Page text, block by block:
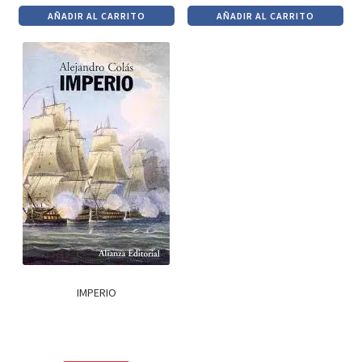
precio
original
era:
$490.
precio
actual
es:
$416.
AÑADIR AL CARRITO
precio
original
precio
actual
AÑADIR AL CARRITO
IMPERIO